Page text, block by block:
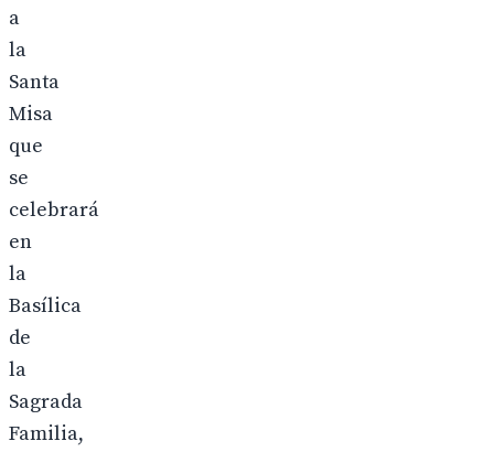
a
la
Santa
Misa
que
se
celebrará
en
la
Basílica
de
la
Sagrada
Familia,